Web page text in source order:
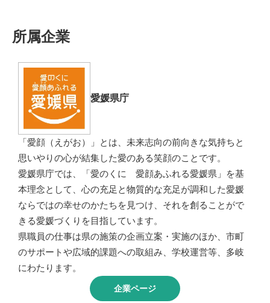
所属企業
愛媛県庁
「愛顔（えがお）」とは、未来志向の前向きな気持ちと
思いやりの心が結集した愛のある笑顔のことです。
愛媛県庁では、「愛のくに 愛顔あふれる愛媛県」を基
本理念として、心の充足と物質的な充足が調和した愛媛
ならではの幸せのかたちを見つけ、それを創ることがで
きる愛媛づくりを目指しています。
県職員の仕事は県の施策の企画立案・実施のほか、市町
のサポートや広域的課題への取組み、学校運営等、多岐
にわたります。
企業ページ